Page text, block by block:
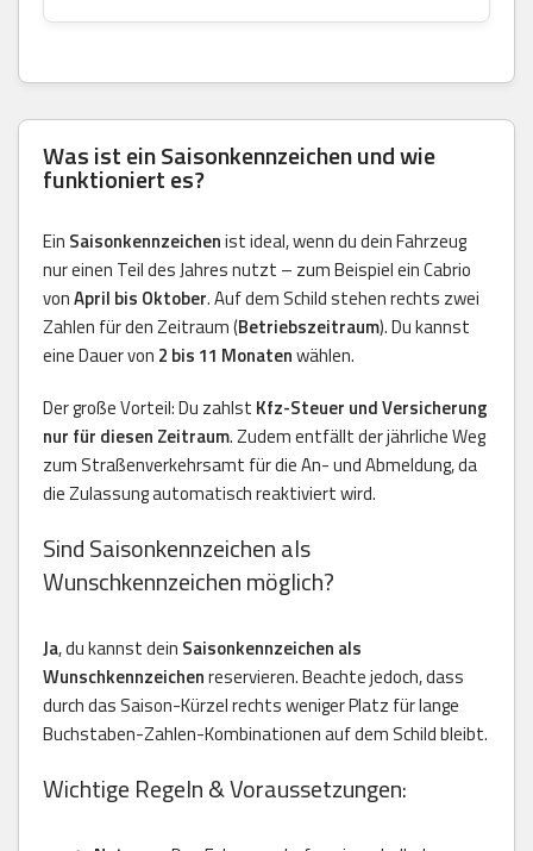
Was ist ein Saisonkennzeichen und wie
funktioniert es?
Ein Saisonkennzeichenist ideal, wenn du dein Fahrzeug
nur einen Teil des Jahres nutzt – zum Beispiel ein Cabrio
vonApril bis Oktober. Auf dem Schild stehen rechts zwei
Zahlen für den Zeitraum (Betriebszeitraum). Du kannst
eine Dauer von 2 bis 11 Monatenwählen.
Der große Vorteil: Du zahlst Kfz-Steuer und Versicherung
nur für diesen Zeitraum. Zudem entfällt der jährliche Weg
zum Straßenverkehrsamt für die An- und Abmeldung, da
die Zulassung automatisch reaktiviert wird.
Sind Saisonkennzeichen als
Wunschkennzeichen möglich?
Ja, du kannst dein Saisonkennzeichen als
Wunschkennzeichenreservieren. Beachte jedoch, dass
durch das Saison-Kürzel rechts weniger Platz für lange
Buchstaben-Zahlen-Kombinationen auf dem Schild bleibt.
Wichtige Regeln & Voraussetzungen: